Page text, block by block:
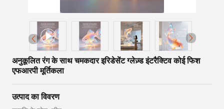
अनुकूलित रंग के साथ चमकदार इरिडेसेंट ग्लेज़्ड इंटरैक्टिव कोई फिश
एफआरपी मूर्तिकला
उत्पाद का विवरण